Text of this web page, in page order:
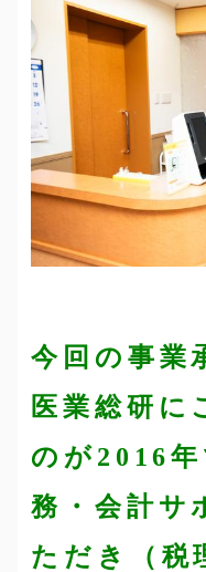
今回の事業
医業総研に
のが2016
務・会計サ
ただき（税